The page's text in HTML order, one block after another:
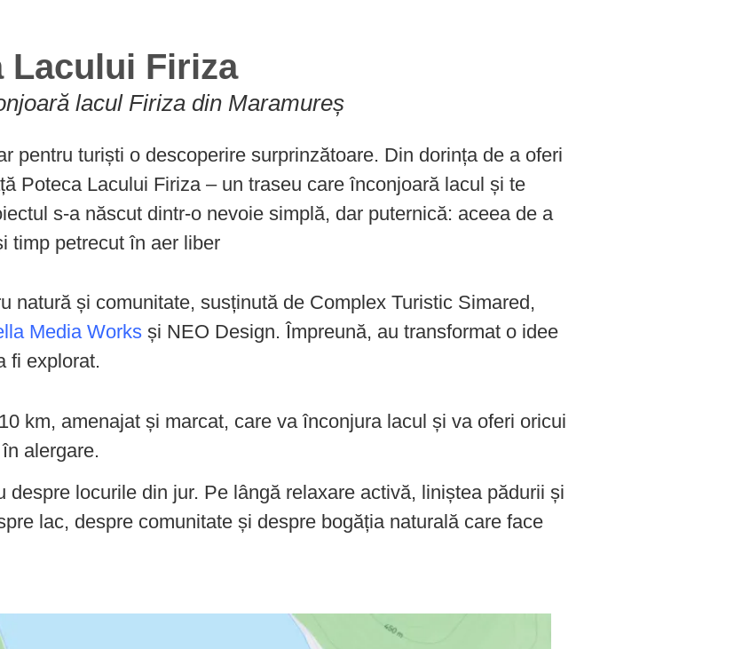
Lacului Firiza
lacul Firiza din Maramureș
pentru turiști o descoperire surprinzătoare. Din dorința de a oferi
Poteca Lacului Firiza – un traseu care înconjoară lacul și te
s-a născut dintr-o nevoie simplă, dar puternică: aceea de a
timp petrecut în aer liber
natură și comunitate, susținută de Complex Turistic Simared,
Media Works și NEO Design. Împreună, au transformat o idee
fi explorat.
km, amenajat și marcat, care va înconjura lacul și va oferi oricui
alergare.
locurile din jur. Pe lângă relaxare activă, liniștea pădurii și
lac, despre comunitate și despre bogăția naturală care face